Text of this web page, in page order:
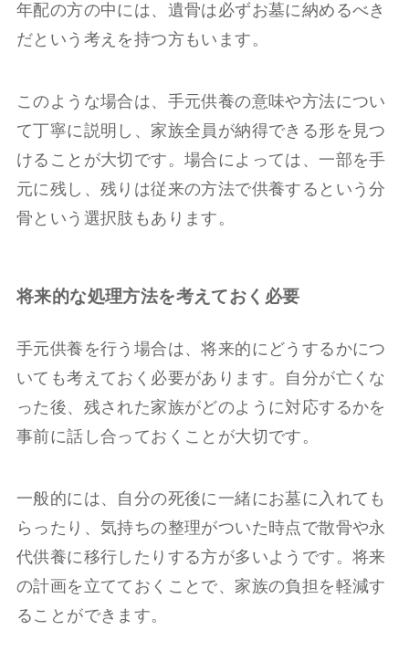
年配の方の中には、遺骨は必ずお墓に納めるべき
だという考えを持つ方もいます。
このような場合は、手元供養の意味や方法につい
て丁寧に説明し、家族全員が納得できる形を見つ
けることが大切です。場合によっては、一部を手
元に残し、残りは従来の方法で供養するという分
骨という選択肢もあります。
将来的な処理方法を考えておく必要
手元供養を行う場合は、将来的にどうするかにつ
いても考えておく必要があります。自分が亡くな
った後、残された家族がどのように対応するかを
事前に話し合っておくことが大切です。
一般的には、自分の死後に一緒にお墓に入れても
らったり、気持ちの整理がついた時点で散骨や永
代供養に移行したりする方が多いようです。将来
の計画を立てておくことで、家族の負担を軽減す
ることができます。